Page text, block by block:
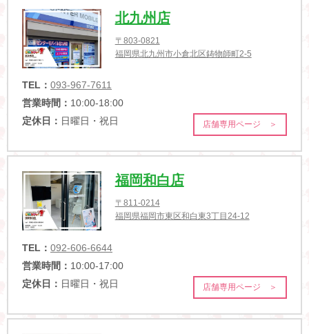
北九州店
〒803-0821
福岡県北九州市小倉北区鋳物師町2-5
TEL： 093-967-7611
営業時間： 10:00-18:00
定休日： 日曜日・祝日 店舗専用ページ ＞
福岡和白店
〒811-0214
福岡県福岡市東区和白東3丁目24-12
TEL： 092-606-6644
営業時間： 10:00-17:00
定休日： 日曜日・祝日 店舗専用ページ ＞